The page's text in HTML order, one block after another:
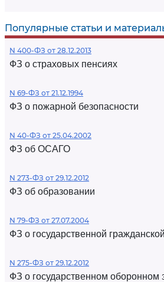
Популярные статьи и
N 400-ФЗ от 28.12.2013
ФЗ о страховых пенсиях
N 69-ФЗ от 21.12.1994
ФЗ о пожарной безопасности
N 40-ФЗ от 25.04.2002
ФЗ об ОСАГО
N 273-ФЗ от 29.12.2012
ФЗ об образовании
N 79-ФЗ от 27.07.2004
ФЗ о государственной
N 275-ФЗ от 29.12.2012
ФЗ о государственном оборонном